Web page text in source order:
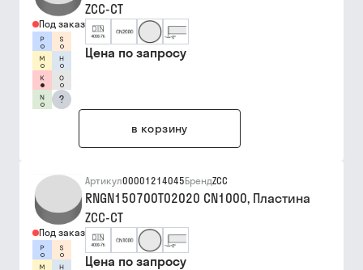
Под заказ
?
ZCC-CT
Цена по запросу
в корзину
Под заказ
Артикул00001214045БрендZCC
RNGN150700T02020 CN1000, Пластина
ZCC-CT
Цена по запросу